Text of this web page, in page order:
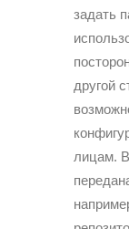
задать
другой
лицам.